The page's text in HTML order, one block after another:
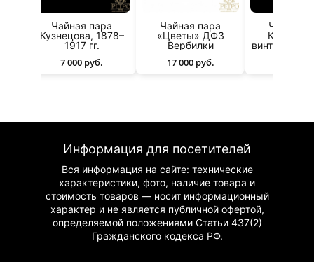
Чайная пара
Кузнецова, 1878–
1917 гг.
7 000 руб.
Чайная пара
«Цветы» ДФЗ
Вербилки
17 000 руб.
Чайная
винтажный
Информация для посетителей
Вся информация на сайте: технические
характеристики, фото, наличие товара и
стоимость товаров — носит информационный
характер и не является публичной офертой,
определяемой положениями Статьи 437(2)
Гражданскогокодекса РФ.